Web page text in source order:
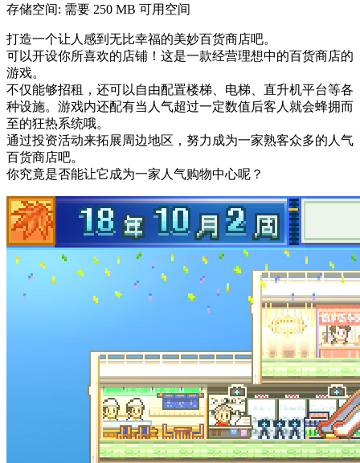
存储空间: 需要 250 MB 可用空间
打造一个让人感到无比幸福的美妙百货商店吧。
可以开设你所喜欢的店铺！这是一款经营理想中的百货商店的
游戏。
不仅能够招租，还可以自由配置楼梯、电梯、直升机平台等各
种设施。游戏内还配有当人气超过一定数值后客人就会蜂拥而
至的狂热系统哦。
通过投资活动来拓展周边地区，努力成为一家熟客众多的人气
百货商店吧。
你究竟是否能让它成为一家人气购物中心呢？